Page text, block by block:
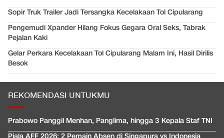
Sopir Truk Trailer Jadi Tersangka Kecelakaan Tol Cipularang
Pengemudi Xpander Hilang Fokus Gegara Oral Seks, Tabrak
Pejalan Kaki
Gelar Perkara Kecelakaan Tol Cipularang Malam Ini, Hasil Dirilis
Besok
REKOMENDASI UNTUKMU
Prabowo Panggil Menhan, Panglima, hingga 3 Kepala Staf TNI